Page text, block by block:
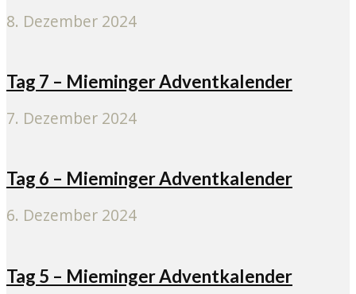
8. Dezember 2024
Tag 7 – Mieminger Adventkalender
7. Dezember 2024
Tag 6 – Mieminger Adventkalender
6. Dezember 2024
Tag 5 – Mieminger Adventkalender